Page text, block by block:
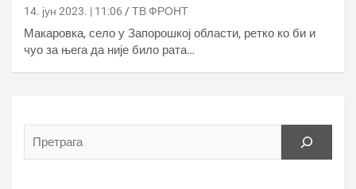
14. јун 2023. | 11:06 ТВ ФРОНТ
Макаровка, село у Запорошкој области, ретко ко би и
чуо за њега да није било рата…